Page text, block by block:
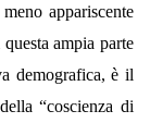
appariscente
ampia parte
demografica, è il
“coscienza di